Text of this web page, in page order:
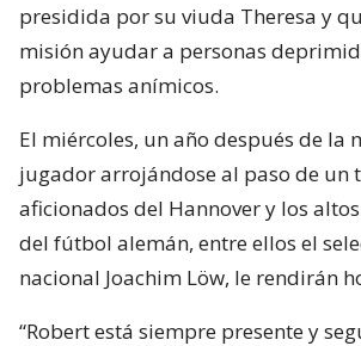
presidida por su viuda Theresa y
misión ayudar a personas
problemas anímicos.
El miércoles, un año después de la
jugador arrojándose al paso de un
aficionados del Hannover y los
del fútbol alemán, entre ellos el
nacional Joachim Löw, le rendirán
“Robert está siempre presente y